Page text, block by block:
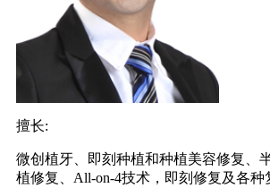
擅长:
微创植牙、即刻种植和种植美容修复、
植修复、All-on-4技术，即刻修复及各种